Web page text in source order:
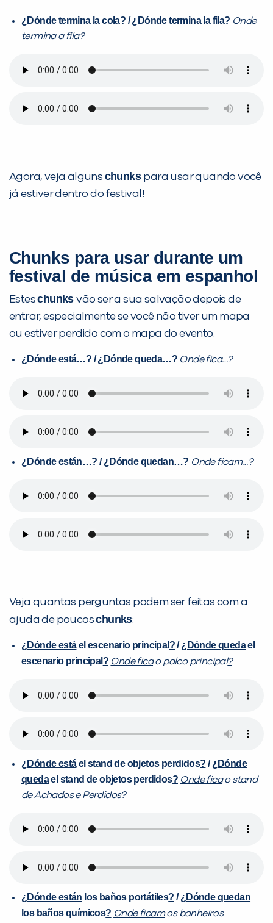
¿ Dónde termina la cola? /¿ Dónde termina la fila? Onde
termina a fila?
Agora, veja alguns chunks para usar quando você
já estiver dentro do festival!
Chunks para usar durante um
festival de música em espanhol
Esteschunksvão ser a sua salvação depois de
entrar, especialmente se você não tiver um mapa
ou estiver perdido com o mapa do evento.
¿ Dónde está…? /¿ Dónde queda…? Onde fica…?
¿ Dónde están…? /¿ Dónde quedan…? Onde ficam…?
Veja quantas perguntas podem ser feitas com a
ajuda de poucoschunks:
¿Dónde estáel escenario principal?/¿Dónde quedael
escenario principal? Onde ficao palco principal?
¿Dónde estáel stand de objetos perdidos? /¿Dónde
quedael stand de objetos perdidos? Onde ficao stand
de Achados e Perdidos?
¿Dónde están los baños portátiles? /¿Dónde quedan
los baños químicos? Onde ficamos banheiros